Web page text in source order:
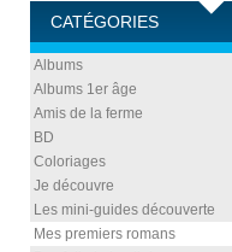
CATÉGORIES
Albums
Albums 1er âge
Amis de la ferme
BD
Coloriages
Je découvre
Les mini-guides découverte
Mes premiers romans